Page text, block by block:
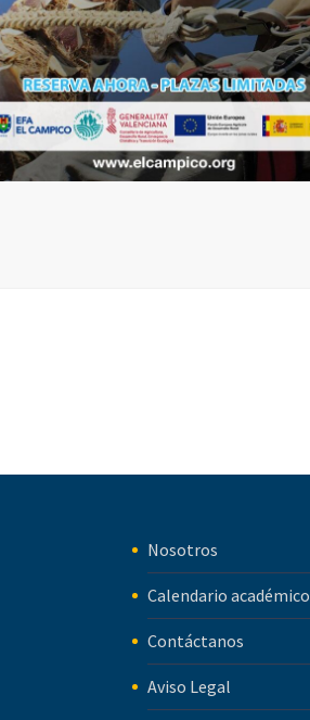
Nosotros
Calendario académico
Contáctanos
Aviso Legal